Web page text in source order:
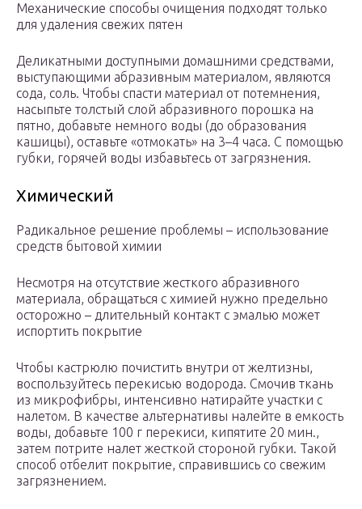
Механические способы очищения подходят только
для удаления свежих пятен
Деликатными доступными домашними средствами,
выступающими абразивным материалом, являются
сода, соль. Чтобы спасти материал от потемнения,
насыпьте толстый слой абразивного порошка на
пятно, добавьте немного воды (до образования
кашицы), оставьте «отмокать» на 3–4 часа. С помощью
губки, горячей воды избавьтесь от загрязнения.
Химический
Радикальное решение проблемы – использование
средств бытовой химии
Несмотря на отсутствие жесткого абразивного
материала, обращаться с химией нужно предельно
осторожно – длительный контакт с эмалью может
испортить покрытие
Чтобы кастрюлю почистить внутри от желтизны,
воспользуйтесь перекисью водорода. Смочив ткань
из микрофибры, интенсивно натирайте участки с
налетом. В качестве альтернативы налейте в емкость
воды, добавьте 100 г перекиси, кипятите 20 мин.,
затем потрите налет жесткой стороной губки. Такой
способ отбелит покрытие, справившись со свежим
загрязнением.